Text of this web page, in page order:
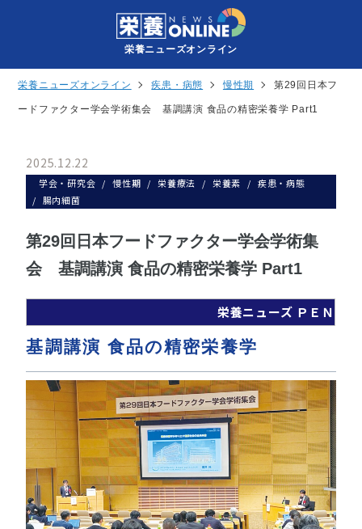
栄養ニューズオンライン
栄養ニューズオンライン 疾患・病態 慢性期 第29回日本フ
ードファクター学会学術集会 基調講演 食品の精密栄養学 Part1
2025.12.22
学会・研究会 慢性期 栄養療法 栄養素
疾患・病態
腸内細菌
第29回日本フードファクター学会学術集
会 基調講演 食品の精密栄養学 Part1
栄養ニューズ ＰＥＮ
基調講演 食品の精密栄養学